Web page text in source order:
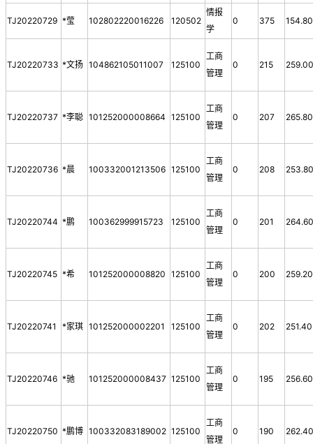
TJ20220729 *莹 102802220016226 120502
情报
学
0 375 154.80
TJ20220733 *文扬 104862105011007 125100
工商
管理
0 215
TJ20220737 *李聪 101252000008664 125100
工商
管理
0 207 265.80
TJ20220736 *晨 100332001213506 125100
工商
管理
0 208
TJ20220744 *鹏 100362999915723 125100
工商
管理
0 201
TJ20220745 *希 101252000008820 125100
工商
管理
0 200 259.20
TJ20220741 *家琪 101252000002201 125100
工商
管理
0 202 251.40
TJ20220746 *驰 101252000008437 125100
工商
管理
0 195 256.60
TJ20220750 *鹏博 100332083189002 125100
工商
管理
0 190